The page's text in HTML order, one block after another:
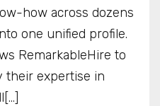
how across dozens
one unified profile.
RemarkableHire to
their expertise in